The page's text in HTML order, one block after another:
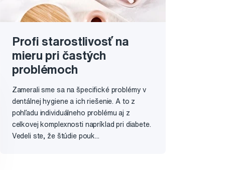
Profi starostlivosť na
mieru pri častých
problémoch
Zamerali sme sa na špecifické problémy v
dentálnej hygiene a ich riešenie. A to z
pohľadu individuálneho problému aj z
celkovej komplexnosti napríklad pri diabete.
Vedeli ste, že štúdie pouk...